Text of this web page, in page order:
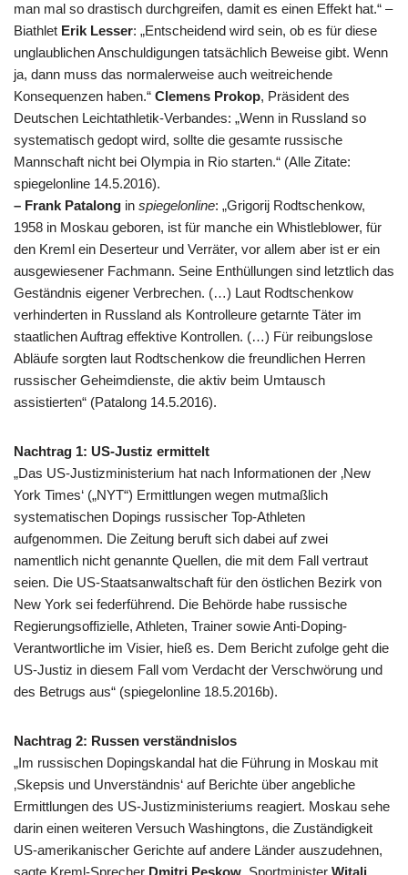
man mal so drastisch durchgreifen, damit es einen Effekt hat.“ –
Biathlet Erik Lesser: „Entscheidend wird sein, ob es für diese
unglaublichen Anschuldigungen tatsächlich Beweise gibt. Wenn
ja, dann muss das normalerweise auch weitreichende
Konsequenzen haben.“ Clemens Prokop, Präsident des
Deutschen Leichtathletik-Verbandes: „Wenn in Russland so
systematisch gedopt wird, sollte die gesamte russische
Mannschaft nicht bei Olympia in Rio starten.“ (Alle Zitate:
spiegelonline 14.5.2016).
– Frank Patalong in spiegelonline: „Grigorij Rodtschenkow,
1958 in Moskau geboren, ist für manche ein Whistleblower, für
den Kreml ein Deserteur und Verräter, vor allem aber ist er ein
ausgewiesener Fachmann. Seine Enthüllungen sind letztlich das
Geständnis eigener Verbrechen. (…) Laut Rodtschenkow
verhinderten in Russland als Kontrolleure getarnte Täter im
staatlichen Auftrag effektive Kontrollen. (…) Für reibungslose
Abläufe sorgten laut Rodtschenkow die freundlichen Herren
russischer Geheimdienste, die aktiv beim Umtausch
assistierten“ (Patalong 14.5.2016).
Nachtrag 1: US-Justiz ermittelt
„Das US-Justizministerium hat nach Informationen der ‚New
York Times‘ („NYT“) Ermittlungen wegen mutmaßlich
systematischen Dopings russischer Top-Athleten
aufgenommen. Die Zeitung beruft sich dabei auf zwei
namentlich nicht genannte Quellen, die mit dem Fall vertraut
seien. Die US-Staatsanwaltschaft für den östlichen Bezirk von
New York sei federführend. Die Behörde habe russische
Regierungsoffizielle, Athleten, Trainer sowie Anti-Doping-
Verantwortliche im Visier, hieß es. Dem Bericht zufolge geht die
US-Justiz in diesem Fall vom Verdacht der Verschwörung und
des Betrugs aus“ (spiegelonline 18.5.2016b).
Nachtrag 2: Russen verständnislos
„Im russischen Dopingskandal hat die Führung in Moskau mit
‚Skepsis und Unverständnis‘ auf Berichte über angebliche
Ermittlungen des US-Justizministeriums reagiert. Moskau sehe
darin einen weiteren Versuch Washingtons, die Zuständigkeit
US-amerikanischer Gerichte auf andere Länder auszudehnen,
sagte Kreml-Sprecher Dmitri Peskow . Sportminister Witali